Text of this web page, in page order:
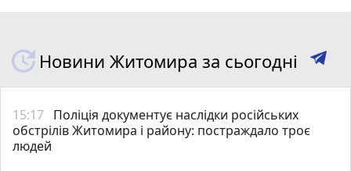
Новини Житомира за сьогодні
15:17 Поліція документує наслідки російських
обстрілів Житомира і району: постраждало троє
людей